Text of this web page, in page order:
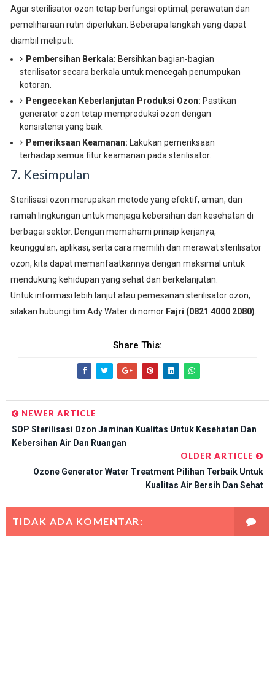
Agar sterilisator ozon tetap berfungsi optimal, perawatan dan
pemeliharaan rutin diperlukan. Beberapa langkah yang dapat
diambil meliputi:
Pembersihan Berkala: Bersihkan bagian-bagian
sterilisator secara berkala untuk mencegah penumpukan
kotoran.
Pengecekan Keberlanjutan Produksi Ozon: Pastikan
generator ozon tetap memproduksi ozon dengan
konsistensi yang baik.
Pemeriksaan Keamanan: Lakukan pemeriksaan
terhadap semua fitur keamanan pada sterilisator.
7. Kesimpulan
Sterilisasi ozon merupakan metode yang efektif, aman, dan
ramah lingkungan untuk menjaga kebersihan dan kesehatan di
berbagai sektor. Dengan memahami prinsip kerjanya,
keunggulan, aplikasi, serta cara memilih dan merawat sterilisator
ozon, kita dapat memanfaatkannya dengan maksimal untuk
mendukung kehidupan yang sehat dan berkelanjutan.
Untuk informasi lebih lanjut atau pemesanan sterilisator ozon,
silakan hubungi tim Ady Water di nomor Fajri (0821 4000 2080)
Share This:
NEWER ARTICLE
SOP Sterilisasi Ozon Jaminan Kualitas Untuk Kesehatan Dan
Kebersihan Air Dan Ruangan
OLDER ARTICLE
Ozone Generator Water Treatment Pilihan Terbaik Untuk
Kualitas Air Bersih Dan Sehat
TIDAK ADA KOMENTAR: